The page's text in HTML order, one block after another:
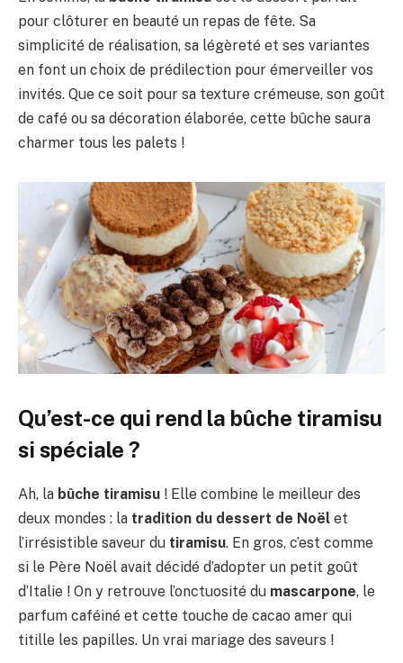
pour clôturer en beauté un repas de fête. Sa
simplicité de réalisation, sa légèreté et ses variantes
en font un choix de prédilection pour émerveiller vos
invités. Que ce soit pour sa texture crémeuse, son goût
de café ou sa décoration élaborée, cette bûche saura
charmer tous les palets !
Qu’est-ce qui rend la bûche tiramisu
si spéciale ?
Ah, la bûche tiramisu ! Elle combine le meilleur des
deux mondes : la tradition du dessert de Noël et
l’irrésistible saveur du tiramisu. En gros, c’est comme
si le Père Noël avait décidé d’adopter un petit goût
d’Italie ! On y retrouve l’onctuosité du mascarpone, le
parfum caféiné et cette touche de cacao amer qui
titille les papilles. Un vrai mariage des saveurs !